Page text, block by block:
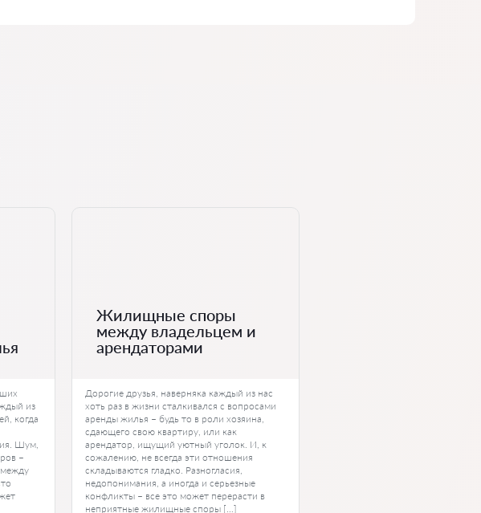
из
когда
Шум,
–
Жилищные споры
между владельцем и
арендаторами
Дорогие друзья, наверняка каждый из нас
хоть раз в жизни сталкивался с вопросами
аренды жилья – будь то в роли хозяина,
сдающего свою квартиру, или как
арендатор, ищущий уютный уголок. И, к
сожалению, не всегда эти отношения
складываются гладко. Разногласия,
недопонимания, а иногда и серьезные
конфликты – все это может перерасти в
неприятные жилищные споры […]